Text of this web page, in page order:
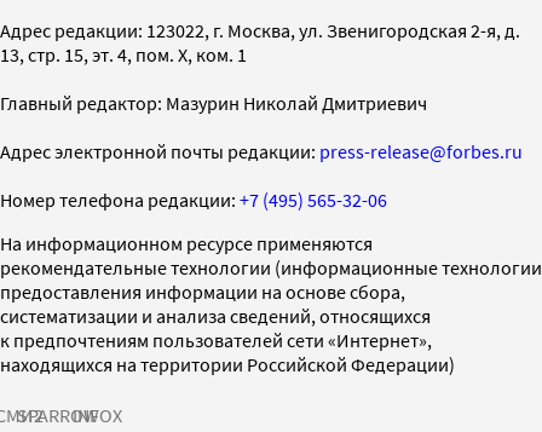
Адрес редакции: 123022, г. Москва, ул. Звенигородская 2-я, д.
13, стр. 15, эт. 4, пом. X, ком. 1
Главный редактор: Мазурин Николай Дмитриевич
Адрес электронной почты редакции: press-release@forbes.ru
Номер телефона редакции: +7 (495) 565-32-06
На информационном ресурсе применяются
рекомендательные технологии (информационные технологии
предоставления информации на основе сбора,
систематизации и анализа сведений, относящихся
к предпочтениям пользователей сети «Интернет»,
находящихся на территории Российской Федерации)
SPARROWINFOX